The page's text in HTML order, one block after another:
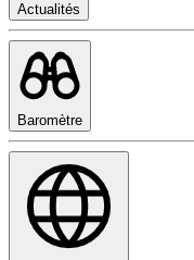
Actualités
Baromètre